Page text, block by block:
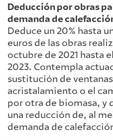
Deducción por obras
demanda de
Deduce un 20% hasta
euros de las obras
octubre de 2021 hasta
2023. Contempla
sustitución de
acristalamiento o el
por otra de biomasa, y
una reducción de, al
demanda de